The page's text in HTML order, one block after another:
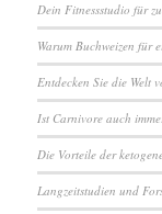
Dein Fitnessstudio für
Warum Buchweizen für
Entdecken Sie die Welt
Ist Carnivore auch
Die Vorteile der
Langzeitstudien und